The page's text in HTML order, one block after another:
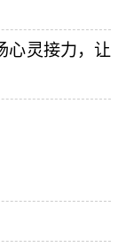
心灵接力，让